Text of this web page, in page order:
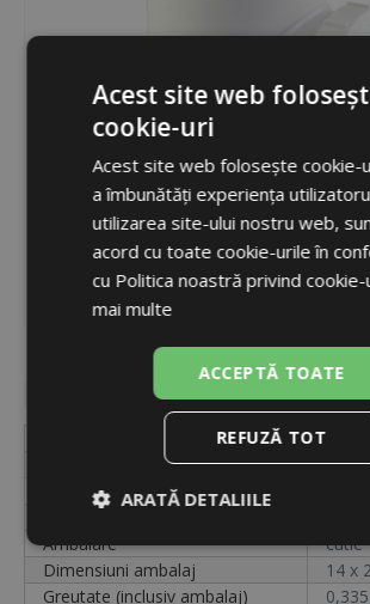
14988
100
Ambalare
cutie
Dimensiuni ambalaj
14 x
Greutate (inclusiv ambalaj)
Acest site web
cookie-uri
Acest site web folosește cookie-
a îmbunătăți experiența
utilizarea site-ului nostru web,
acord cu toate cookie-urile în
cu Politica noastră privind cookie-
mai multe
ACCEPTĂ TOATE
REFUZĂ TOT
ARATĂ DETALIILE
Strict
necesare
De